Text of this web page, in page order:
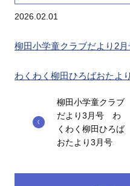
2026.02.01
柳田小学童クラブだより2月
わくわく柳田ひろばおたよ
柳田小学童クラブ
だより3月号 わ
くわく柳田ひろば
おたより3月号